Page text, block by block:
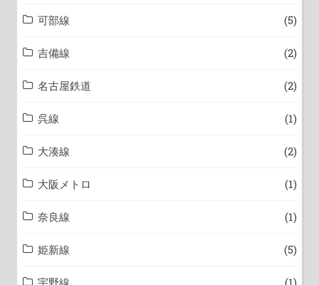
可部線 (5)
吉備線 (2)
名古屋鉄道 (2)
呉線 (1)
大湊線 (2)
大阪メトロ (1)
奈良線 (1)
姫新線 (5)